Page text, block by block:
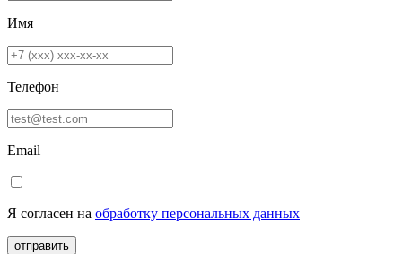
Имя
Телефон
Email
Я согласен на обработку персональных данных
отправить